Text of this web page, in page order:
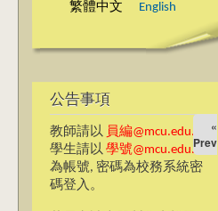
繁體中文 English
公告事項
教師請以 員編@mcu.edu.tw
學生請以 學號@mcu.edu.tw
為帳號, 密碼為校務系統密
碼登入。
«
Prev